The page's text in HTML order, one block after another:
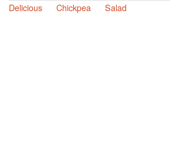
Delicious
Chickpea Salad